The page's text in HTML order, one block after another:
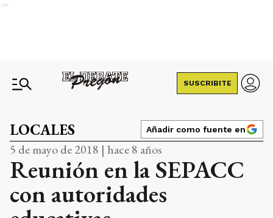
Ads
SUSCRIBITE
LOCALES Añadir como fuente en
5 de mayo de 2018 | hace 8 años
Reunión en la SEPACC
con autoridades